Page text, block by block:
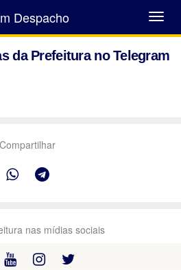
Abrir
Menu
Despacho
da Prefeitura no Telegram
Compartilhar
nas mídias sociais